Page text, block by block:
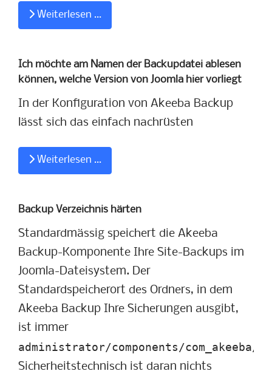
Weiterlesen …
Ich möchte am Namen der Backupdatei ablesen
können, welche Version von Joomla hier vorliegt
In der Konfiguration von Akeeba Backup
lässt sich das einfach nachrüsten
Weiterlesen …
Backup Verzeichnis härten
Standardmässig speichert die Akeeba
Backup-Komponente Ihre Site-Backups im
Joomla-Dateisystem. Der
Standardspeicherort des Ordners, in dem
Akeeba Backup Ihre Sicherungen ausgibt,
ist immer
administrator/components/com_akeeba/
Sicherheitstechnisch ist daran nichts